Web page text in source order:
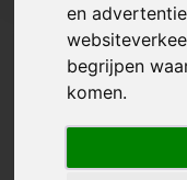
en
begrijpen
komen.